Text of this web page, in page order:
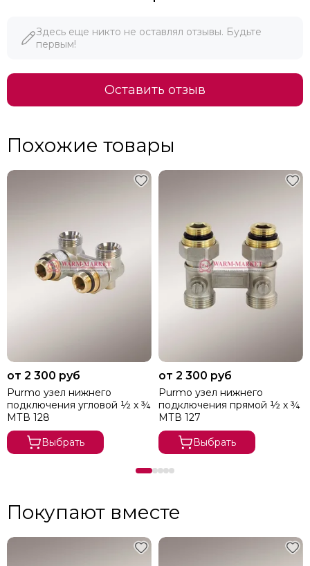
Здесь еще никто не оставлял отзывы. Будьте
первым!
Оставить отзыв
Похожие товары
от 2 300 руб
Purmo узел нижнего
подключения угловой ½ х ¾
МТВ 128
Выбрать
от 2 300 руб
Purmo узел нижнего
подключения прямой ½ х ¾
МТВ 127
Выбрать
Покупают вместе